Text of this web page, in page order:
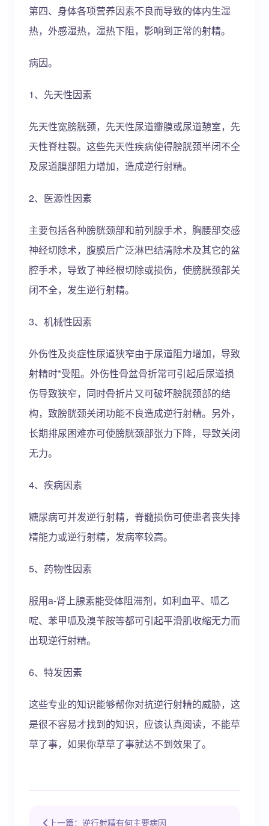
第四、身体各项营养因素不良而导致的体内生湿
热，外感湿热，湿热下阻，影响到正常的射精。
病因。
1、先天性因素
先天性宽膀胱颈，先天性尿道瓣膜或尿道憩室，先
天性脊柱裂。这些先天性疾病使得膀胱颈半闭不全
及尿道膜部阻力增加，造成逆行射精。
2、医源性因素
主要包括各种膀胱颈部和前列腺手术，胸腰部交感
神经切除术，腹膜后广泛淋巴结清除术及其它的盆
腔手术，导致了神经根切除或损伤，使膀胱颈部关
闭不全，发生逆行射精。
3、机械性因素
外伤性及炎症性尿道狭窄由于尿道阻力增加，导致
射精时*受阻。外伤性骨盆骨折常可引起后尿道损
伤导致狭窄，同时骨折片又可破坏膀胱颈部的结
构，致膀胱颈关闭功能不良造成逆行射精。另外，
长期排尿困难亦可使膀胱颈部张力下降，导致关闭
无力。
4、疾病因素
糖尿病可并发逆行射精，脊髓损伤可使患者丧失排
精能力或逆行射精，发病率较高。
5、药物性因素
服用a-肾上腺素能受体阻滞剂，如利血平、呱乙
啶、苯甲呱及溴苄胺等都可引起平滑肌收缩无力而
出现逆行射精。
6、特发因素
这些专业的知识能够帮你对抗逆行射精的威胁，这
是很不容易才找到的知识，应该认真阅读，不能草
草了事，如果你草草了事就达不到效果了。
上一篇：逆行射精有何主要病因